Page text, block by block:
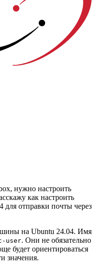
нужно настроить
как настроить
для отправки почты через
на Ubuntu 24.04. Имя
user. Они не обязательно
будет ориентироваться
значения.